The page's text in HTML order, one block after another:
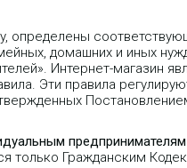
определены
домашних и иных
Интернет-магазин
Эти правила
предпринимателям
только Гражданским